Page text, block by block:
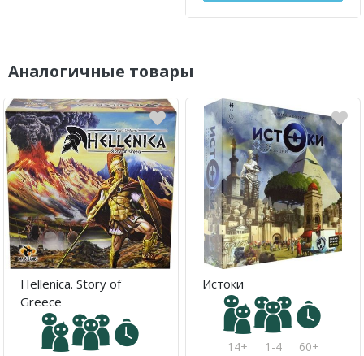
Аналогичные товары
Hellenica. Story of
Greece
Истоки
14+ 1-4 60+